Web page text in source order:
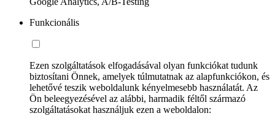
Funkcionális
Ezen szolgáltatások elfogadásával olyan funkciókat tudunk
biztosítani Önnek, amelyek túlmutatnak az alapfunkciókon, és
lehetővé teszik weboldalunk kényelmesebb használatát. Az
Ön beleegyezésével az alábbi, harmadik féltől származó
szolgáltatásokat használjuk ezen a weboldalon: